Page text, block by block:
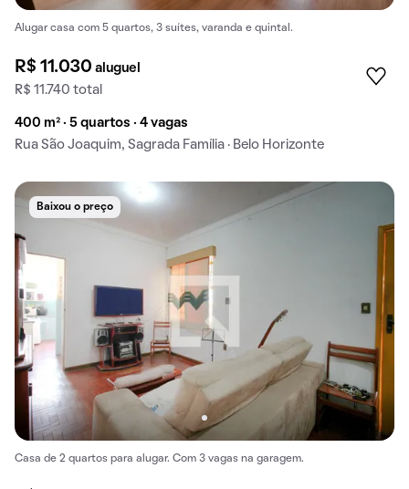
Alugar casa com 5 quartos, 3 suítes, varanda e quintal.
R$ 11.030aluguel
R$ 11.740 total
400 m² · 5 quartos · 4 vagas
Rua São Joaquim, Sagrada Família · Belo Horizonte
Baixou o preço
Casa de 2 quartos para alugar. Com 3 vagas na garagem.